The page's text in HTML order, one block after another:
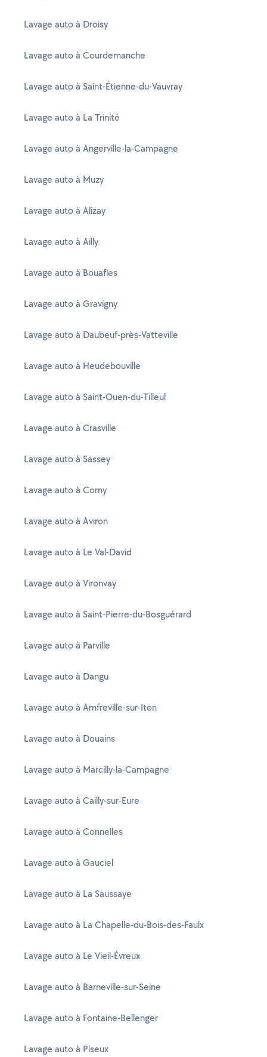
Lavage auto à Droisy
Lavage auto à Courdemanche
Lavage auto à Saint-Étienne-du-Vauvray
Lavage auto à La Trinité
Lavage auto à Angerville-la-Campagne
Lavage auto à Muzy
Lavage auto à Alizay
Lavage auto à Ailly
Lavage auto à Bouafles
Lavage auto à Gravigny
Lavage auto à Daubeuf-près-Vatteville
Lavage auto à Heudebouville
Lavage auto à Saint-Ouen-du-Tilleul
Lavage auto à Crasville
Lavage auto à Sassey
Lavage auto à Corny
Lavage auto à Aviron
Lavage auto à Le Val-David
Lavage auto à Vironvay
Lavage auto à Saint-Pierre-du-Bosguérard
Lavage auto à Parville
Lavage auto à Dangu
Lavage auto à Amfreville-sur-Iton
Lavage auto à Douains
Lavage auto à Marcilly-la-Campagne
Lavage auto à Cailly-sur-Eure
Lavage auto à Connelles
Lavage auto à Gauciel
Lavage auto à La Saussaye
Lavage auto à La Chapelle-du-Bois-des-Faulx
Lavage auto à Le Vieil-Évreux
Lavage auto à Barneville-sur-Seine
Lavage auto à Fontaine-Bellenger
Lavage auto à Piseux